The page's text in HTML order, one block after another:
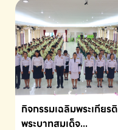
กิจกรรมเฉลิมพระเกียรติ
พระบาทสมเด็จ